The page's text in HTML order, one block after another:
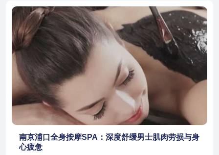
南京浦口全身按摩SPA：深度舒缓男士肌肉劳损与身
心疲惫